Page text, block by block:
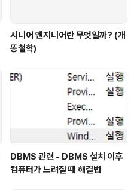
시니어 엔지니어란 무엇일까? (개
똥철학)
DBMS 관련 - DBMS 설치 이후
컴퓨터가 느려질 때 해결법